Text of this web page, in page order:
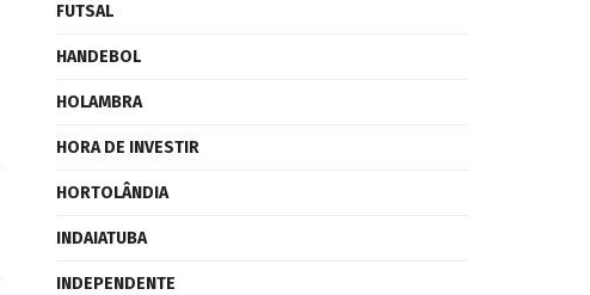
FUTSAL
HANDEBOL
HOLAMBRA
HORA DE INVESTIR
HORTOLÂNDIA
INDAIATUBA
INDEPENDENTE